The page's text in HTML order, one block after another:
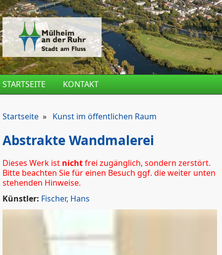
Direkt zum Inhalt
STARTSEITE KONTAKT
Startseite » Kunst im öffentlichen Raum
Abstrakte Wandmalerei
Dieses Werk ist nichtfrei zugänglich, sondern zerstört.
Bitte beachten Sie für einen Besuch ggf. die weiter unten
stehenden Hinweise.
Künstler: Fischer, Hans